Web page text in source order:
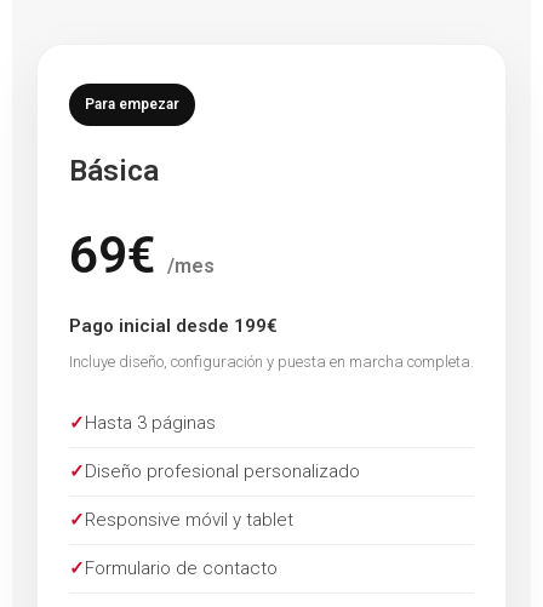
Para empezar
Básica
69€ /mes
Pago inicial desde 199€
Incluye diseño, configuración y puesta en marcha completa.
✓Hasta 3 páginas
✓Diseño profesional personalizado
✓Responsive móvil y tablet
✓Formulario de contacto